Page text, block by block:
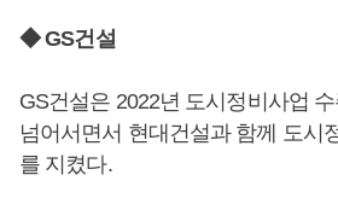
◆ GS건설
GS건설은 2022년 도시정비사업
넘어서면서 현대건설과 함께 도시
를 지켰다.